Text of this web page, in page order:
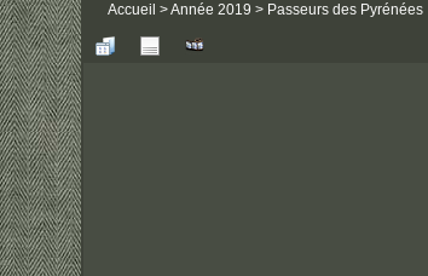
Accueil >Année 2019 > Passeurs des Pyrénées